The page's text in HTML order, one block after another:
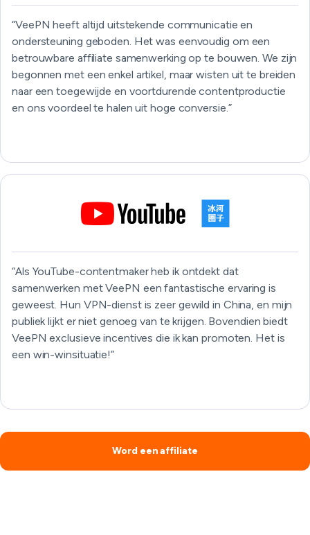
“VeePN heeft altijd uitstekende communicatie en
ondersteuning geboden. Het was eenvoudig om een
betrouwbare affiliate samenwerking op te bouwen. We zijn
begonnen met een enkel artikel, maar wisten uit te breiden
naar een toegewijde en voortdurende contentproductie
en ons voordeel te halen uit hoge conversie.”
“Als YouTube-contentmaker heb ik ontdekt dat
samenwerken met VeePN een fantastische ervaring is
geweest. Hun VPN-dienst is zeer gewild in China, en mijn
publiek lijkt er niet genoeg van te krijgen. Bovendien biedt
VeePN exclusieve incentives die ik kan promoten. Het is
een win-winsituatie!”
Word een affiliate